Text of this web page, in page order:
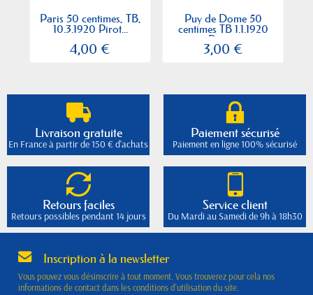
Paris 50 centimes, TB,
10.3.1920 Pirot...
4,00 €
Puy de Dome 50
centimes TB 1.1.1920
Pirot...
3,00 €
Livraison gratuite
En France à partir de 150 € d'achats
Paiement sécurisé
Paiement en ligne 100% sécurisé
Retours faciles
Retours possibles pendant 14 jours
Service client
Du Mardi au Samedi de 9h à 18h30
Inscription à la newsletter
Vous pouvez vous désinscrire à tout moment. Vous trouverez pour cela nos
informations de contact dans les conditions d'utilisation du site.